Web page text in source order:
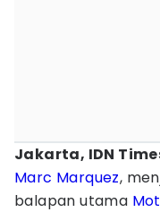
Jakarta, IDN
Marc Marquez,
balapan utama